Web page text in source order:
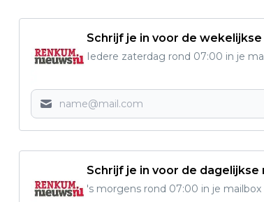
Schrijf je in voor de
Iedere zaterdag rond 07:00 in je
Schrijf je in voor de
's morgens rond 07:00 in je mailbox